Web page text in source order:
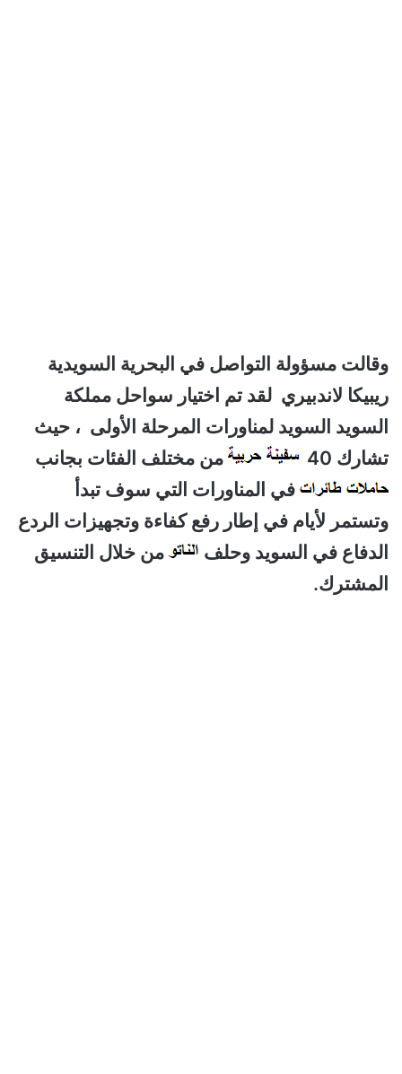
وقالت مسؤولة التواصل في البحرية السويدية
ريبيكا لاندبيري لقد تم اختيار سواحل مملكة
السويد السويد لمناورات المرحلة الأولى ، حيث
تشارك 40
من مختلف الفئات بجانب
في المناورات التي سوف تبدأ
وتستمر لأيام في إطار رفع كفاءة وتجهيزات الردع
الدفاع في السويد وحلف
من خلال التنسيق
المشترك.